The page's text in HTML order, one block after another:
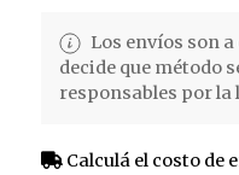
Los envíos son
decide que método
responsables por la
Calculá el costo de